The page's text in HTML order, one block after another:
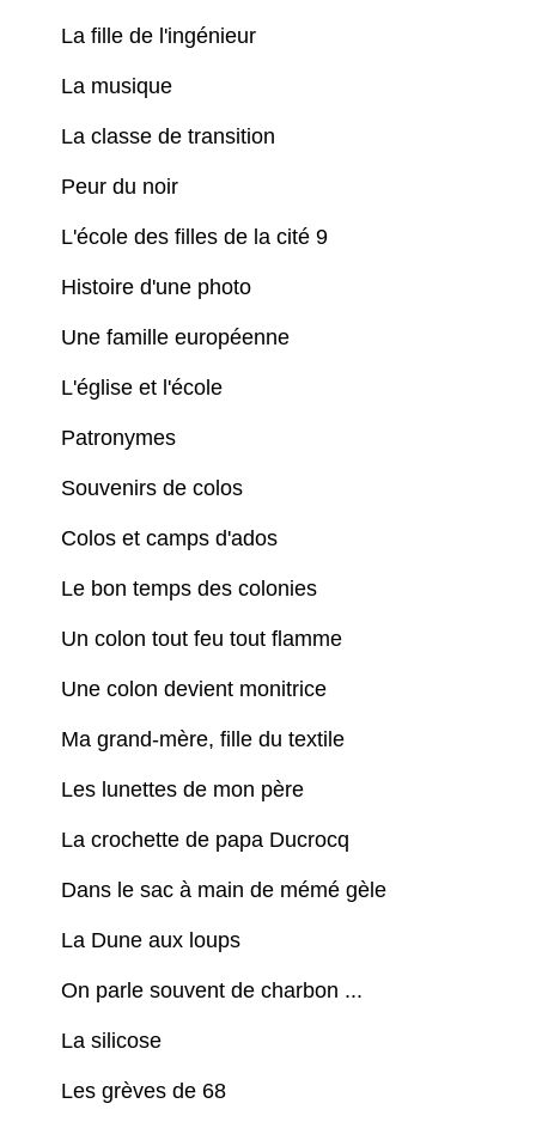
La fille de l'ingénieur
La musique
La classe de transition
Peur du noir
L'école des filles de la cité 9
Histoire d'une photo
Une famille européenne
L'église et l'école
Patronymes
Souvenirs de colos
Colos et camps d'ados
Le bon temps des colonies
Un colon tout feu tout flamme
Une colon devient monitrice
Ma grand-mère, fille du textile
Les lunettes de mon père
La crochette de papa Ducrocq
Dans le sac à main de mémé gèle
La Dune aux loups
On parle souvent de charbon ...
La silicose
Les grèves de 68